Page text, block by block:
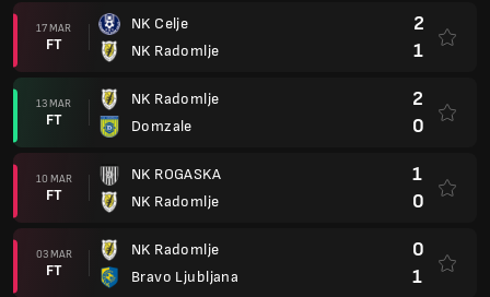
17 MAR
FT
NK Celje
NK Radomlje
2
1
13 MAR
FT
NK Radomlje
Domzale
2
0
10 MAR
FT
NK ROGASKA
NK Radomlje
1
0
03 MAR
FT
NK Radomlje
Bravo Ljubljana
0
1